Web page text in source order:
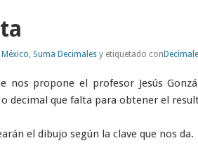
México, Suma Decimales y etiquetado con
nos propone el profesor Jesús
decimal que falta para obtener el
el dibujo según la clave que nos da.